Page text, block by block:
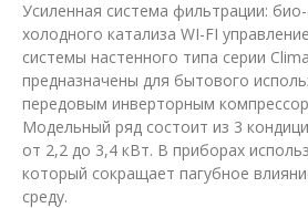
Усиленная система фильтрации:
холодного катализа WI-FI
системы настенного типа серии
предназначены для бытового
передовым инверторным
Модельный ряд состоит из 3
от 2,2 до 3,4 кВт. В приборах
который сокращает пагубное
среду.